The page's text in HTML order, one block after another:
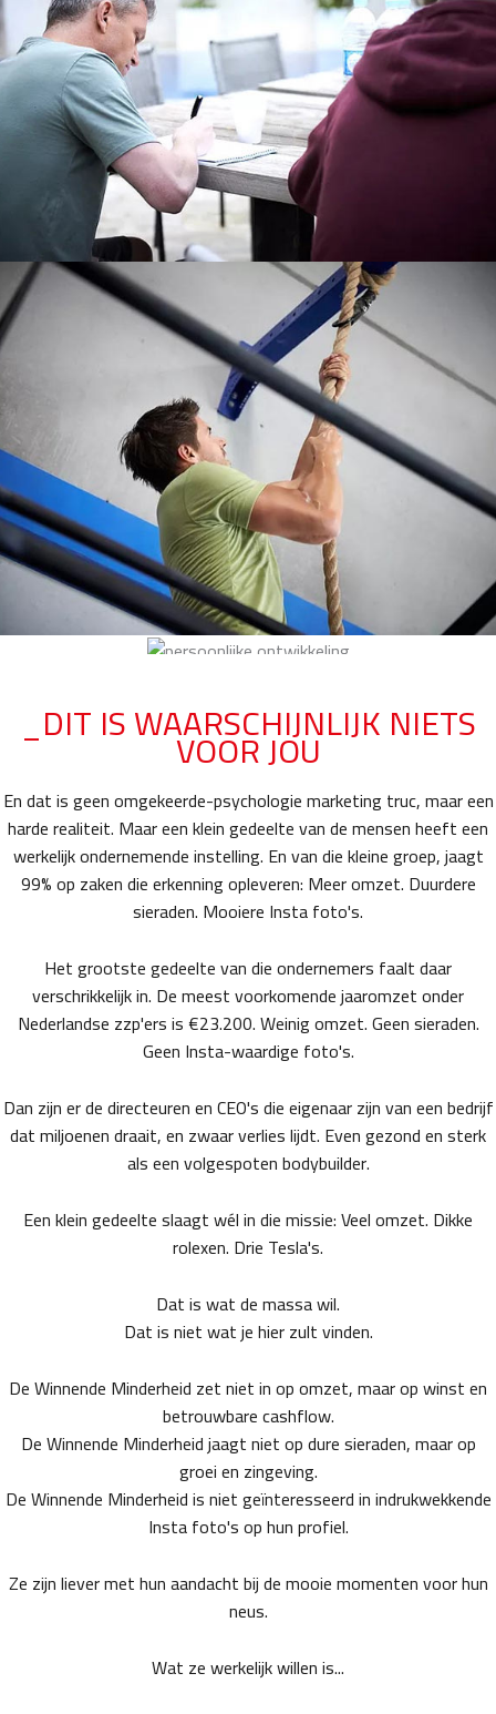
_DIT IS WAARSCHIJNLIJK NIETS
VOOR JOU
En dat is geen omgekeerde-psychologie marketing truc, maar een
harde realiteit. Maar een klein gedeelte van de mensen heeft een
werkelijk ondernemende instelling. En van die kleine groep, jaagt
99% op zaken die erkenning opleveren: Meer omzet. Duurdere
sieraden. Mooiere Insta foto's.
Het grootste gedeelte van die ondernemers faalt daar
verschrikkelijk in. De meest voorkomende jaaromzet onder
Nederlandse zzp'ers is €23.200. Weinig omzet. Geen sieraden.
Geen Insta-waardige foto's.
Dan zijn er de directeuren en CEO's die eigenaar zijn van een bedrijf
dat miljoenen draait, en zwaar verlies lijdt. Even gezond en sterk
als een volgespoten bodybuilder.
Een klein gedeelte slaagt wél in die missie: Veel omzet. Dikke
rolexen. Drie Tesla's.
Dat is wat de massa wil.
Dat is niet wat je hier zult vinden.
De Winnende Minderheid zet niet in op omzet, maar op winst en
betrouwbare cashflow.
De Winnende Minderheid jaagt niet op dure sieraden, maar op
groei en zingeving.
De Winnende Minderheid is niet geïnteresseerd in indrukwekkende
Insta foto's op hun profiel.
Ze zijn liever met hun aandacht bij de mooie momenten voor hun
neus.
Wat ze werkelijk willen is...